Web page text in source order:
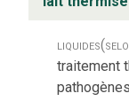
liquides
traitement